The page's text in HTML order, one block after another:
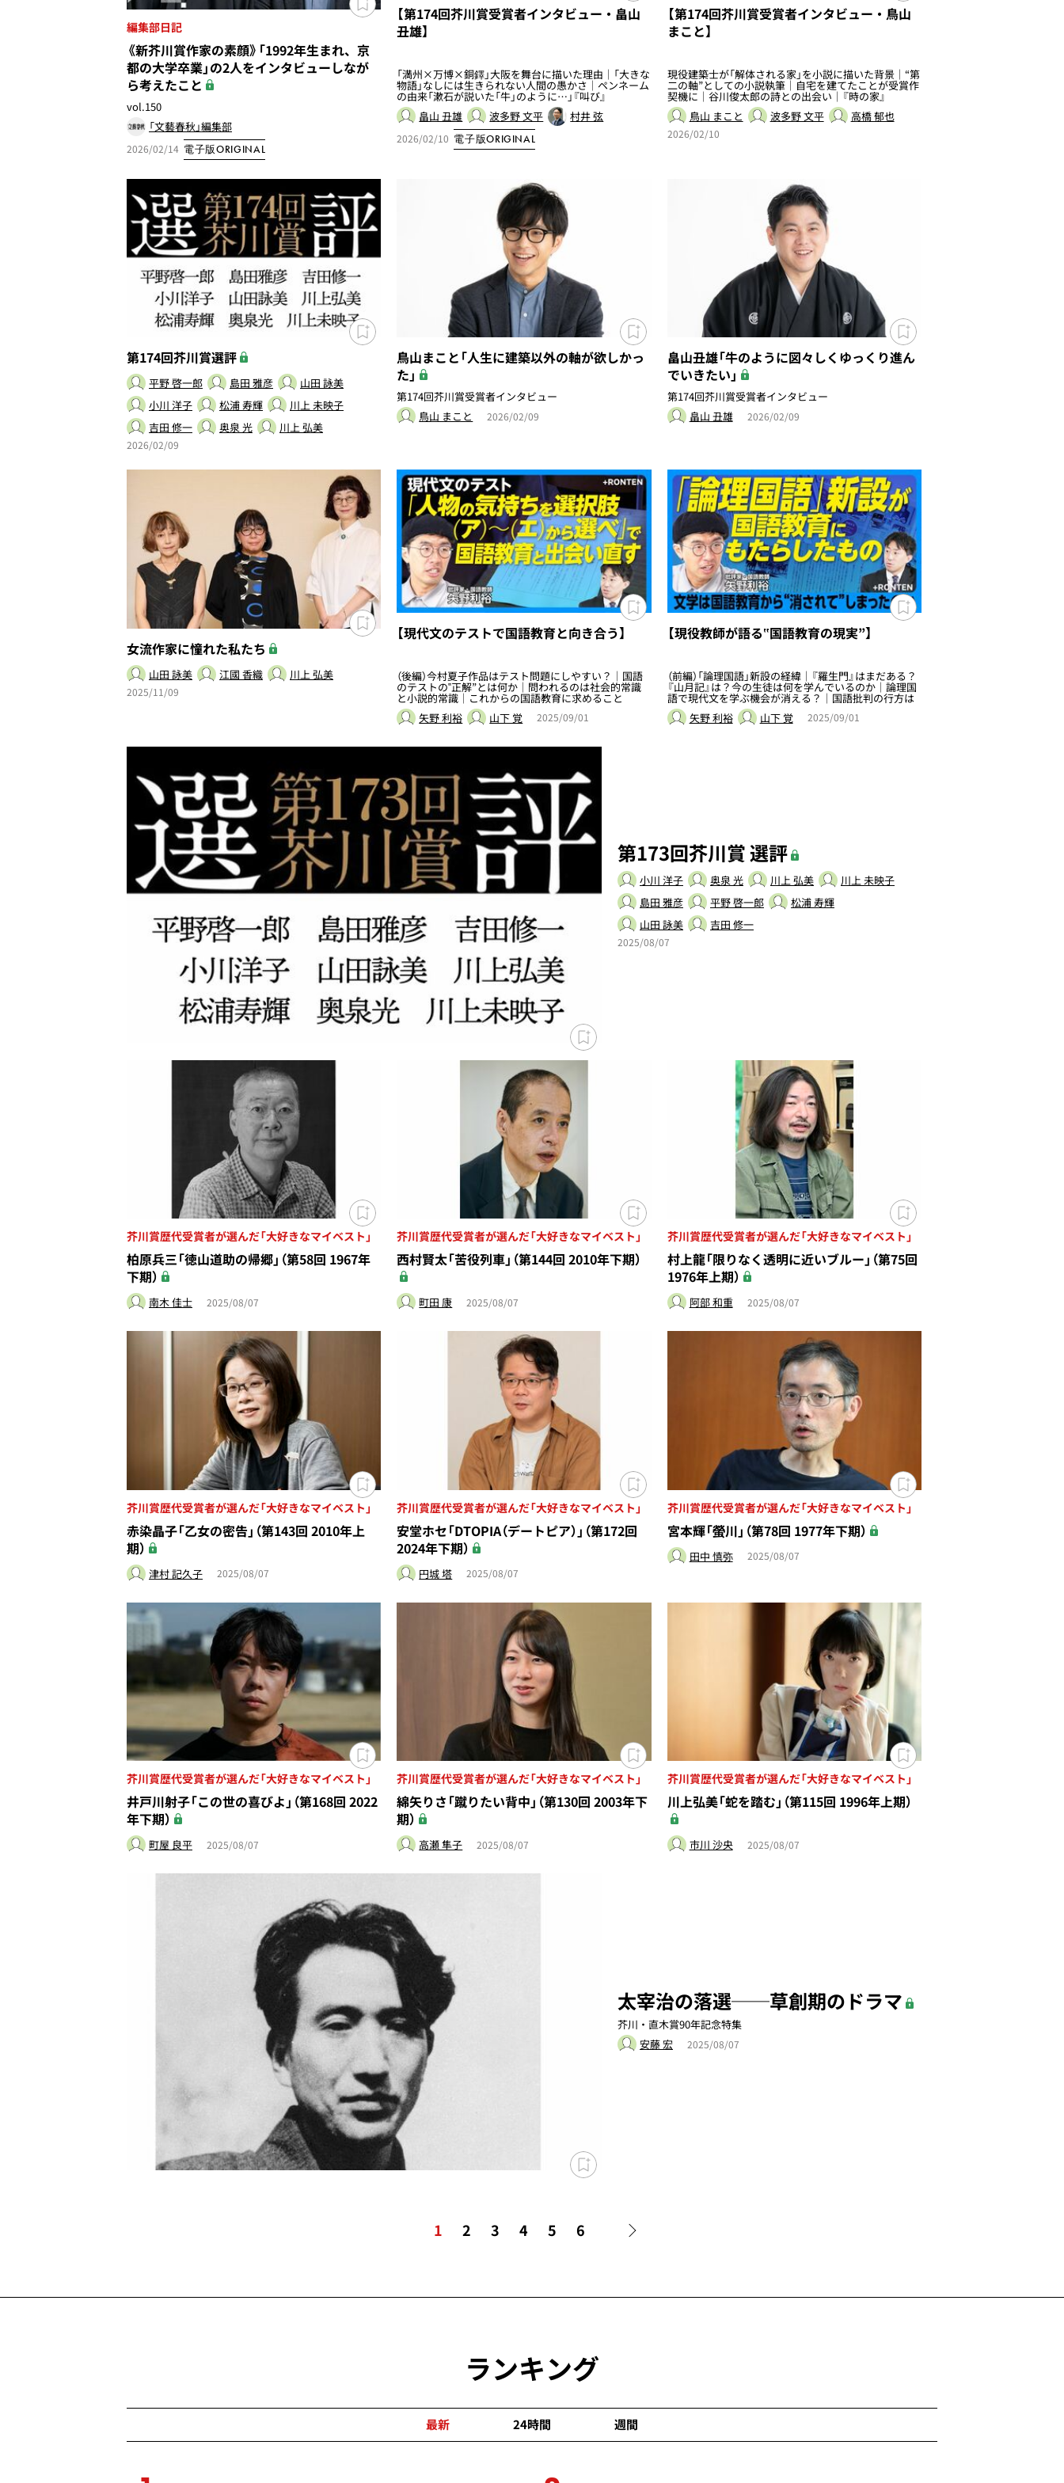
編集部日記
《新芥川賞作家の素顔》「1992年生まれ、京
都の大学卒業」の2人をインタビューしなが
ら考えたこと
vol.150
「文藝春秋」編集部
2026/02/14 電子版ORIGINAL
【第174回芥川賞受賞者インタビュー・畠山
丑雄】
「満州×万博×銅鐸」大阪を舞台に描いた理由｜「大きな
物語」なしには生きられない人間の愚かさ｜ペンネーム
の由来「漱石が説いた「牛」のように…」『叫び』
畠山 丑雄
波多野 文平 村井 弦
2026/02/10 電子版ORIGINAL
【第174回芥川賞受賞者インタビュー・鳥山
まこと】
現役建築士が「解体される家」を小説に描いた背景｜“第
二の軸”としての小説執筆｜自宅を建てたことが受賞作
契機に｜谷川俊太郎の詩との出会い｜『時の家』
鳥山 まこと
波多野 文平 高橋 郁也
2026/02/10
第174回芥川賞選評
平野 啓一郎 島田 雅彦
山田 詠美
小川 洋子
松浦 寿輝
川上 未映子
吉田 修一
奥泉 光 川上 弘美
2026/02/09
鳥山まこと「人生に建築以外の軸が欲しかっ
た」
第174回芥川賞受賞者インタビュー
鳥山 まこと
2026/02/09
畠山丑雄「牛のように図々しくゆっくり進ん
でいきたい」
第174回芥川賞受賞者インタビュー
畠山 丑雄
2026/02/09
女流作家に憧れた私たち
山田 詠美 江國 香織 川上 弘美
2025/11/09
【現代文のテストで国語教育と向き合う】
（後編）今村夏子作品はテスト問題にしやすい？｜国語
のテストの‟正解”とは何か｜問われるのは社会的常識
と小説的常識｜これからの国語教育に求めること
矢野 利裕
山下 覚 2025/09/01
【現役教師が語る‟国語教育の現実”】
（前編）「論理国語」新設の経緯｜『羅生門』はまだある？
『山月記』は？今の生徒は何を学んでいるのか｜論理国
語で現代文を学ぶ機会が消える？｜国語批判の行方は
矢野 利裕
山下 覚 2025/09/01
第173回芥川賞 選評
小川 洋子 奥泉 光 川上 弘美
川上 未映子
島田 雅彦
平野 啓一郎
松浦 寿輝
山田 詠美
吉田 修一
2025/08/07
芥川賞歴代受賞者が選んだ「大好きなマイベスト」
柏原兵三「徳山道助の帰郷」（第58回 1967年
下期）
南木 佳士 2025/08/07
芥川賞歴代受賞者が選んだ「大好きなマイベスト」
西村賢太「苦役列車」（第144回 2010年下期）
町田 康 2025/08/07
芥川賞歴代受賞者が選んだ「大好きなマイベスト」
村上龍「限りなく透明に近いブルー」（第75回
1976年上期）
阿部 和重 2025/08/07
芥川賞歴代受賞者が選んだ「大好きなマイベスト」
赤染晶子「乙女の密告」（第143回 2010年上
期）
津村 記久子 2025/08/07
芥川賞歴代受賞者が選んだ「大好きなマイベスト」
安堂ホセ「DTOPIA（デートピア）」（第172回
2024年下期）
円城 塔 2025/08/07
芥川賞歴代受賞者が選んだ「大好きなマイベスト」
宮本輝「螢川」（第78回 1977年下期）
田中 慎弥 2025/08/07
芥川賞歴代受賞者が選んだ「大好きなマイベスト」
井戸川射子「この世の喜びよ」（第168回 2022
年下期）
町屋 良平 2025/08/07
芥川賞歴代受賞者が選んだ「大好きなマイベスト」
綿矢りさ「蹴りたい背中」（第130回 2003年下
期）
高瀬 隼子 2025/08/07
芥川賞歴代受賞者が選んだ「大好きなマイベスト」
川上弘美「蛇を踏む」（第115回 1996年上期）
市川 沙央 2025/08/07
太宰治の落選──草創期のドラマ
芥川・直木賞90年記念特集
安藤 宏
2025/08/07
1 2 3 4 5 6
ランキング
最新 24時間 週間